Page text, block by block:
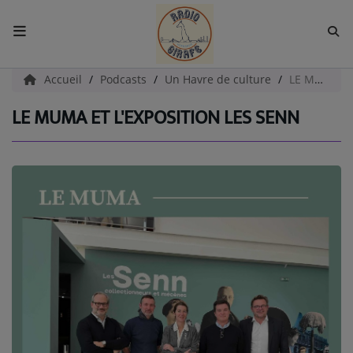
ACCUEIL
Radio
EQUIPES
EVÈNEMENTS
Podcast
UN HAVRE DE CULTURE
PAROLES D'ENTREPRENEURS
Accueil Podcasts Un Havre de culture LE MUMA et l'exposition LES SENN
LE MUMA ET L'EXPOSITION LES SENN